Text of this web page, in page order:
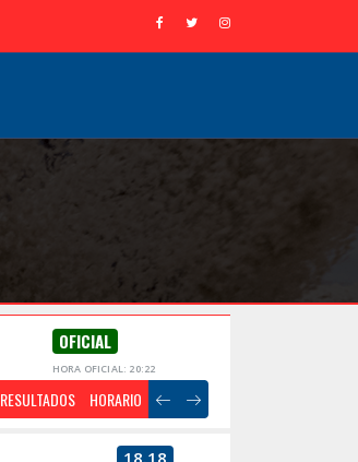
OFICIAL
HORA OFICIAL: 20:22
RESULTADOS HORARIO
18.18